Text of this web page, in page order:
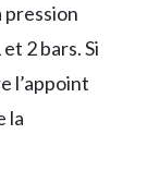
pression
2 bars. Si
l’appoint
la